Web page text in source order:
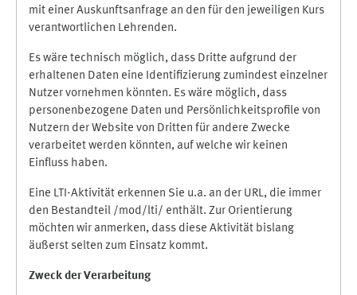
mit einer Auskunftsanfrage an den für den jeweiligen Kurs
verantwortlichen Lehrenden.
Es wäre technisch möglich, dass Dritte aufgrund der
erhaltenen Daten eine Identifizierung zumindest einzelner
Nutzer vornehmen könnten. Es wäre möglich, dass
personenbezogene Daten und Persönlichkeitsprofile von
Nutzern der Website von Dritten für andere Zwecke
verarbeitet werden könnten, auf welche wir keinen
Einfluss haben.
Eine LTI-Aktivität erkennen Sie u.a. an der URL, die immer
den Bestandteil /mod/lti/ enthält. Zur Orientierung
möchten wir anmerken, dass diese Aktivität bislang
äußerst selten zum Einsatz kommt.
Zweck der Verarbeitung